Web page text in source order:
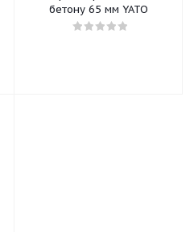
бетону 65 мм YATO